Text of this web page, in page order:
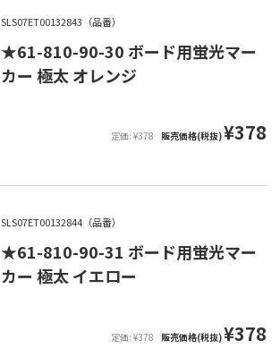
SLS07ET00132843（品番）
★61-810-90-30 ボード用蛍光マー
カー 極太 オレンジ
定価: ¥378 販売価格(税抜)¥378
SLS07ET00132844（品番）
★61-810-90-31 ボード用蛍光マー
カー 極太 イエロー
定価: ¥378 販売価格(税抜)¥378